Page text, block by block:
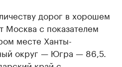
дорог в хорошем
Москва с показателем
месте Ханты-
округ — Югра — 86,5.